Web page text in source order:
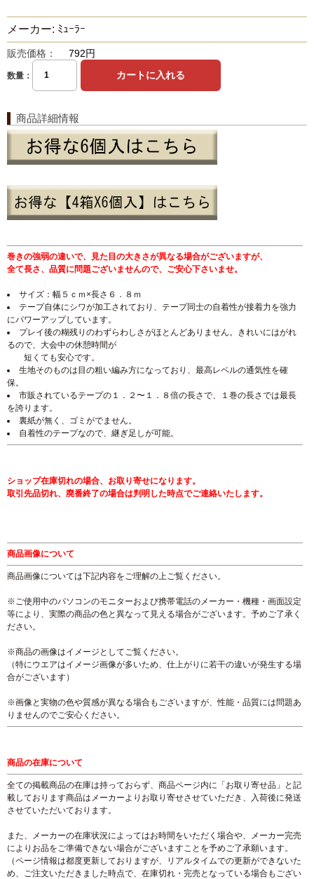
メーカー: ﾐｭｰﾗｰ
販売価格： 792円
数量：
商品詳細情報
巻きの強弱の違いで、見た目の大きさが異なる場合がございますが、
全て長さ、品質に問題ございませんので、ご安心下さいませ。
サイズ：幅５ｃｍ×長さ６．８ｍ
テープ自体にシワが加工されており、テープ同士の自着性が接着力を強力
にパワーアップしています。
プレイ後の糊残りのわずらわしさがほとんどありません。きれいにはがれ
るので、大会中の休憩時間が
短くても安心です。
生地そのものは目の粗い編み方になっており、最高レベルの通気性を確
保。
市販されているテープの１．２〜１．８倍の長さで、１巻の長さでは最長
を誇ります。
裏紙が無く、ゴミがでません。
自着性のテープなので、継ぎ足しが可能。
ショップ在庫切れの場合、お取り寄せになります。
取引先品切れ、廃番終了の場合は判明した時点でご連絡いたします。
商品画像について
商品画像については下記内容をご理解の上ご覧ください。
※ご使用中のパソコンのモニターおよび携帯電話のメーカー・機種・画面設定
等により、実際の商品の色と異なって見える場合がございます。予めご了承く
ださい。
※商品の画像はイメージとしてご覧ください。
（特にウエアはイメージ画像が多いため、仕上がりに若干の違いが発生する場
合がございます）
※画像と実物の色や質感が異なる場合もございますが、性能・品質には問題あ
りませんのでご安心ください。
商品の在庫について
全ての掲載商品の在庫は持っておらず、商品ページ内に「お取り寄せ品」と記
載しております商品はメーカーよりお取り寄せさせていただき、入荷後に発送
させていただいております。
また、メーカーの在庫状況によってはお時間をいただく場合や、メーカー完売
によりお品をご準備できない場合がございますことを予めご了承願います。
（ページ情報は都度更新しておりますが、リアルタイムでの更新ができないた
め、ご注文いただきました時点で、在庫切れ・完売となっている場合もござい